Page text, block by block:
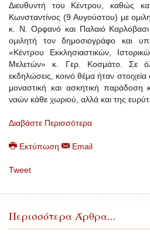
Διευθυντή του Κέντρου, καθώς
Κωνσταντίνος (9 Αυγούστου) με
κ. Ν. Ορφανό και Παλαιό
ομιλητή τον δημοσιογράφο και
«Κέντρου Εκκλησιαστικών,
Μελετών» κ. Γερ. Κοσμάτο. Σε
εκδηλώσεις, κοινό θέμα ήταν
μοναστική και ασκητική παράδοση
ναών κάθε χωριού, αλλά και της
Διαβάστε Περισσότερα
Εκτύπωση Email
Tweet
Περισσότερα Άρθρα...